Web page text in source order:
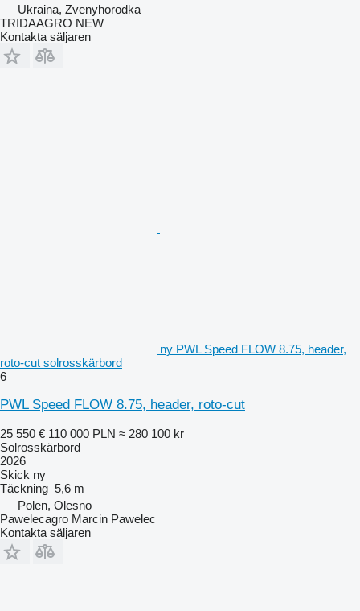
Ukraina, Zvenyhorodka
TRIDAAGRO NEW
Kontakta säljaren
ny PWL Speed FLOW 8.75, header,
roto-cut solrosskärbord
6
PWL Speed FLOW 8.75, header, roto-cut
25 550 € 110 000 PLN ≈ 280 100 kr
Solrosskärbord
2026
Skick ny
Täckning 5,6 m
Polen, Olesno
Pawelecagro Marcin Pawelec
Kontakta säljaren